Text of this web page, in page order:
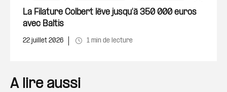
La Filature Colbert lève jusqu'à 350 000 euros
avec Baltis
22 juillet 2026 1 min de lecture
A lire aussi